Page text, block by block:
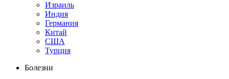
Израиль
Индия
Германия
Китай
США
Турция
Болезни